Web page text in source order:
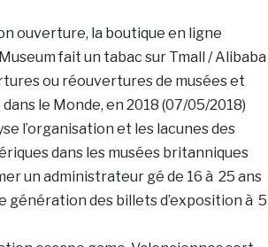
ouverture, la boutique en ligne
fait un tabac sur Tmall / Alibaba
ou réouvertures de musées et
le Monde, en 2018 (07/05/2018)
l’organisation et les lacunes des
dans les musées britanniques
un administrateur gé de 16 à 25 ans
des billets d’exposition à 5